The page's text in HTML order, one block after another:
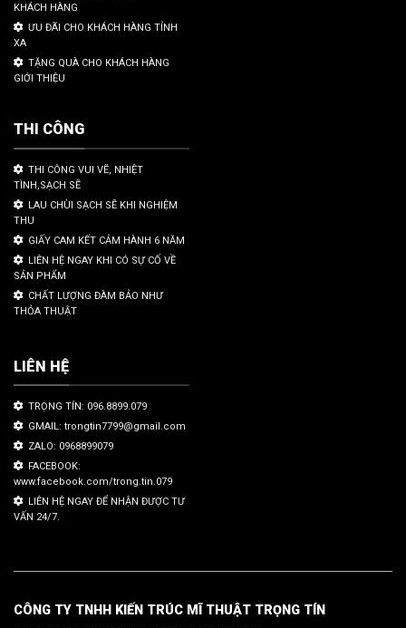
KHÁCH HÀNG
ƯU ĐÃI CHO KHÁCH HÀNG TỈNH
XA
TẶNG QUÀ CHO KHÁCH HÀNG
GIỚI THIỆU
THI CÔNG
THI CÔNG VUI VẼ, NHIỆT
TÌNH,SẠCH SẼ
LAU CHÙI SẠCH SẼ KHI NGHIỆM
THU
GIẤY CAM KẾT CẢM HÀNH 6 NĂM
LIÊN HỆ NGAY KHI CÓ SỰ CỐ VỀ
SẢN PHẨM
CHẤT LƯỢNG ĐÀM BẢO NHƯ
THỎA THUẬT
LIÊN HỆ
TRỌNG TÍN: 096.8899.079
GMAIL: trongtin7799@gmail.com
ZALO: 0968899079
FACEBOOK:
www.facebook.com/trong.tin.079
LIÊN HỆ NGAY ĐỂ NHẬN ĐƯỢC TƯ
VẤN 24/7.
CÔNG TY TNHH KIẾN TRÚC MĨ THUẬT TRỌNG TÍN